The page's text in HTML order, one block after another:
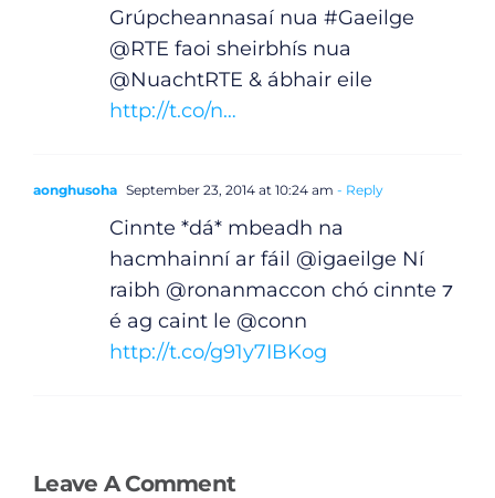
Grúpcheannasaí nua #Gaeilge
@RTE faoi sheirbhís nua
@NuachtRTE & ábhair eile
http://t.co/n…
aonghusoha September 23, 2014 at 10:24 am - Reply
Cinnte *dá* mbeadh na
hacmhainní ar fáil @igaeilge Ní
raibh @ronanmaccon chó cinnte ⁊
é ag caint le @conn
http://t.co/g91y7IBKog
Leave A Comment